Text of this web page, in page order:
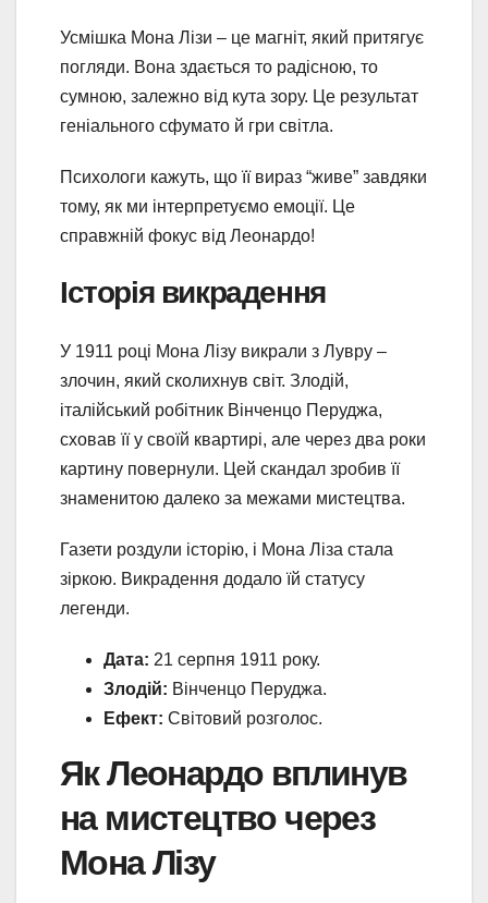
Усмішка Мона Лізи – це магніт, який притягує
погляди. Вона здається то радісною, то
сумною, залежно від кута зору. Це результат
геніального сфумато й гри світла.
Психологи кажуть, що її вираз “живе” завдяки
тому, як ми інтерпретуємо емоції. Це
справжній фокус від Леонардо!
Історія викрадення
У 1911 році Мона Лізу викрали з Лувру –
злочин, який сколихнув світ. Злодій,
італійський робітник Вінченцо Перуджа,
сховав її у своїй квартирі, але через два роки
картину повернули. Цей скандал зробив її
знаменитою далеко за межами мистецтва.
Газети роздули історію, і Мона Ліза стала
зіркою. Викрадення додало їй статусу
легенди.
Дата: 21 серпня 1911 року.
Злодій: Вінченцо Перуджа.
Ефект: Світовий розголос.
Як Леонардо вплинув
на мистецтво через
Мона Лізу